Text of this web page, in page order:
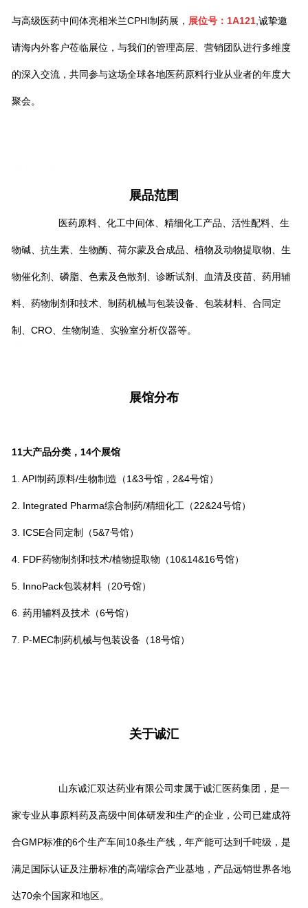
与高级医药中间体亮相米兰CPHI制药展， 展位号：1A121,诚挚邀
请海内外客户莅临展位，与我们的管理高层、营销团队进行多维度
的深入交流，共同参与这场全球各地医药原料行业从业者的年度大
聚会。
展品范围
医药原料、化工中间体、精细化工产品、活性配料、生
物碱、抗生素、生物酶、荷尔蒙及合成品、植物及动物提取物、生
物催化剂、磷脂、色素及色散剂、诊断试剂、血清及疫苗、药用辅
料、药物制剂和技术、制药机械与包装设备、包装材料、合同定
制、CRO、生物制造、实验室分析仪器等。
展馆分布
11大产品分类，14个展馆
1. API制药原料/生物制造（1&3号馆，2&4号馆）
2. Integrated Pharma综合制药/精细化工（22&24号馆）
3. ICSE合同定制（5&7号馆）
4. FDF药物制剂和技术/植物提取物（10&14&16号馆）
5. InnoPack包装材料（20号馆）
6. 药用辅料及技术（6号馆）
7. P-MEC制药机械与包装设备（18号馆）
关于诚汇
山东诚汇双达药业有限公司隶属于诚汇医药集团，是一
家专业从事原料药及高级中间体研发和生产的企业，公司已建成符
合GMP标准的6个生产车间10条生产线，年产能可达到千吨级，是
满足国际认证及注册标准的高端综合产业基地，产品远销世界各地
达70余个国家和地区。